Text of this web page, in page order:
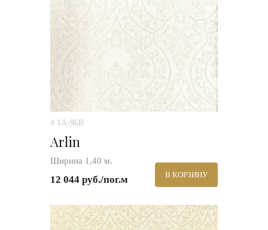
# 1A-96B
Arlin
Ширина 1,40 м.
12 044 руб./пог.м В КОРЗИНУ